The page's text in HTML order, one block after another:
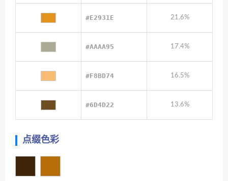
#E2931E 21.6%
#AAAA95 17.4%
#F8BD74 16.5%
#6D4D22 13.6%
点缀色彩